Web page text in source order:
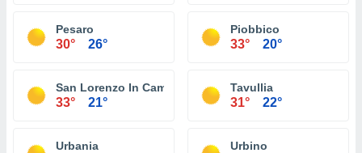
Pesaro
30° 26°
Piobbico
33° 20°
San Lorenzo In Campo
33° 21°
Tavullia
31° 22°
Urbania Urbino